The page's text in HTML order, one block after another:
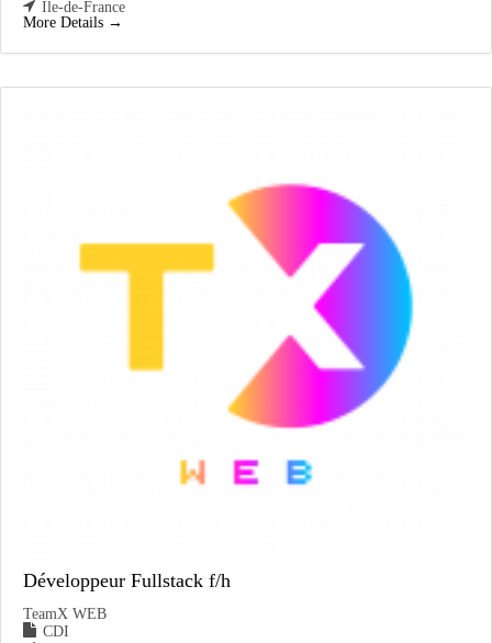
Ile-de-France
More Details
Développeur Fullstack f/h
TeamX WEB
CDI